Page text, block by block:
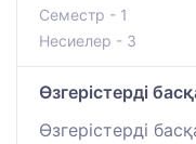
Семестр - 1
Несиелер - 3
Өзгерістерді
Өзгерістерді